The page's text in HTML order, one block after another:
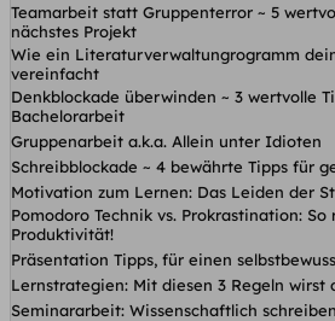
Teamarbeit statt Gruppenterror ~ 5
nächstes Projekt
Wie ein Literaturverwaltungrogramm
vereinfacht
Denkblockade überwinden ~ 3 wertvolle
Bachelorarbeit
Gruppenarbeit a.k.a. Allein unter Idioten
Schreibblockade ~ 4 bewährte Tipps für
Motivation zum Lernen: Das Leiden der
Pomodoro Technik vs. Prokrastination: So
Produktivität!
Präsentation Tipps, für einen
Lernstrategien: Mit diesen 3 Regeln wirst
Seminararbeit: Wissenschaftlich